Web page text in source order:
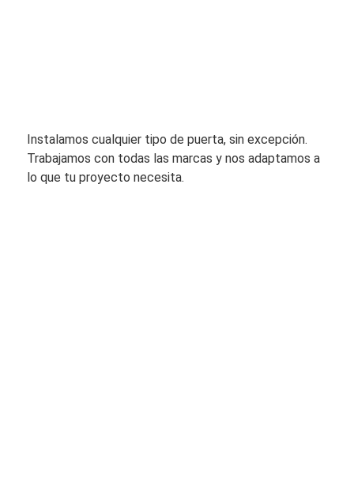
Instalamos cualquier tipo de puerta, sin excepción.
Trabajamos con todas las marcas y nos adaptamos a
lo que tu proyecto necesita.